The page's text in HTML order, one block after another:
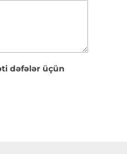
dəfələr üçün